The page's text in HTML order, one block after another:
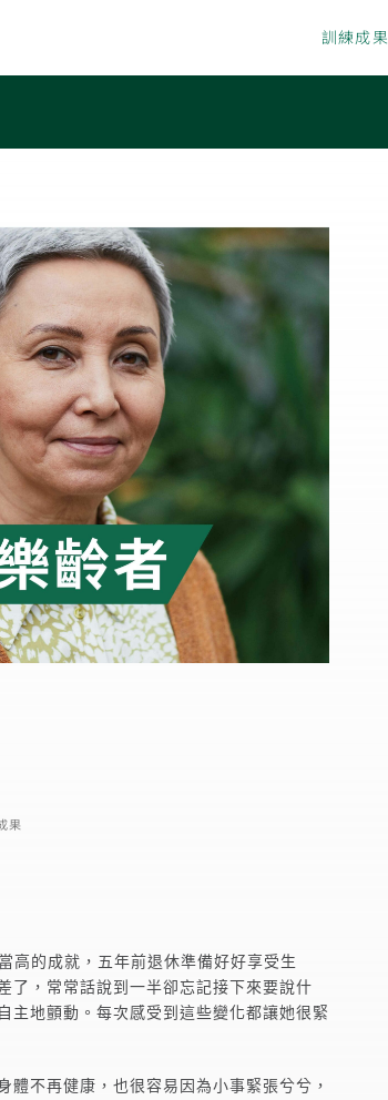
訓練成果
果
高的成就，五年前退休準備好好享受生
了，常常話說到一半卻忘記接下來要說什
主地顫動。每次感受到這些變化都讓她很緊
不再健康，也很容易因為小事緊張兮兮，